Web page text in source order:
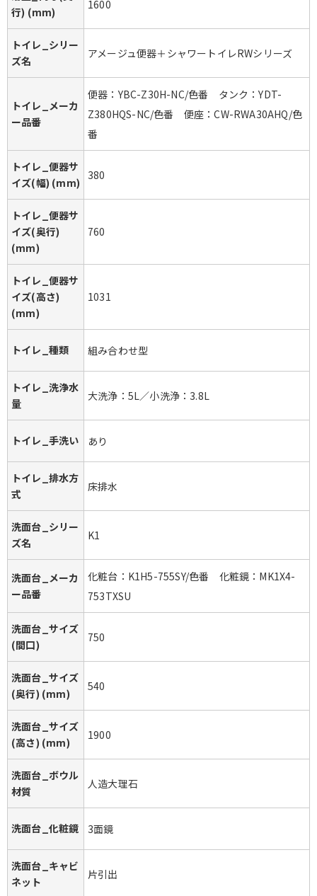
行) (mm)
1600
トイレ_シリー
ズ名
アメージュ便器＋シャワートイレRWシリーズ
トイレ_メーカ
ー品番
便器：YBC-Z30H-NC/色番 タンク：YDT-
Z380HQS-NC/色番 便座：CW-RWA30AHQ/色
番
トイレ_便器サ
イズ(幅) (mm)
380
トイレ_便器サ
イズ(奥行)
(mm)
760
トイレ_便器サ
イズ(高さ)
(mm)
1031
トイレ_種類 組み合わせ型
トイレ_洗浄水
量
大洗浄：5L／小洗浄：3.8L
トイレ_手洗い あり
トイレ_排水方
式
床排水
洗面台_シリー
ズ名
K1
洗面台_メーカ
ー品番
化粧台：K1H5-755SY/色番 化粧鏡：MK1X4-
753TXSU
洗面台_サイズ
(間口)
750
洗面台_サイズ
(奥行) (mm)
540
洗面台_サイズ
(高さ) (mm)
1900
洗面台_ボウル
材質
人造大理石
洗面台_化粧鏡 3面鏡
洗面台_キャビ
ネット
片引出